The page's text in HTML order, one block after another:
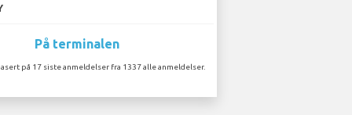
På terminalen
på 17 siste anmeldelser fra 1337 alle anmeldelser.